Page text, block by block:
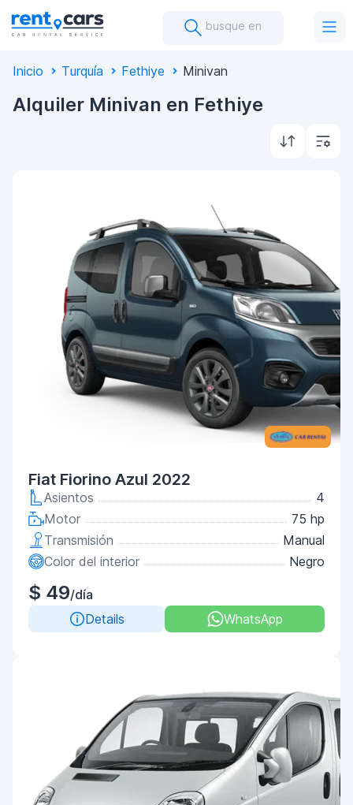
busque en
Inicio Turquía Fethiye Minivan
Alquiler Minivan en Fethiye
Fiat Fiorino Azul 2022
Asientos
4
Motor
75 hp
Transmisión
Manual
Color del interior
Negro
$ 49/día
Details
WhatsApp